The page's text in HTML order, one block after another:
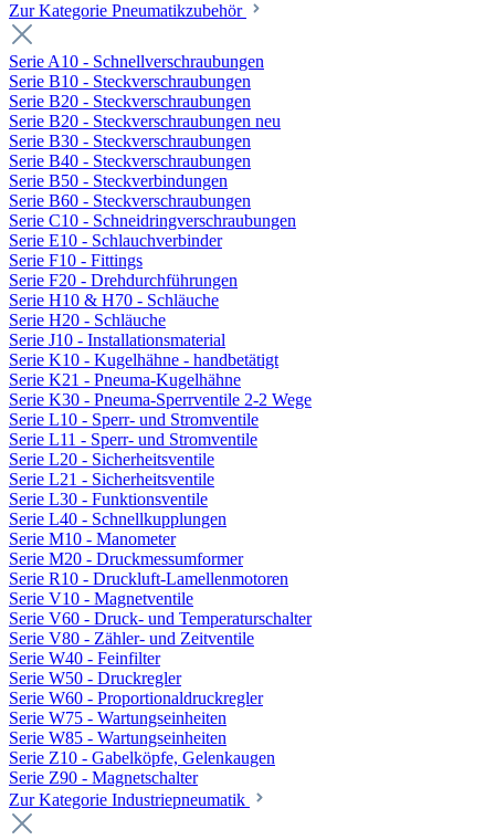
Zur Kategorie Pneumatikzubehör
Serie A10 - Schnellverschraubungen
Serie B10 - Steckverschraubungen
Serie B20 - Steckverschraubungen
Serie B20 - Steckverschraubungen neu
Serie B30 - Steckverschraubungen
Serie B40 - Steckverschraubungen
Serie B50 - Steckverbindungen
Serie B60 - Steckverschraubungen
Serie C10 - Schneidringverschraubungen
Serie E10 - Schlauchverbinder
Serie F10 - Fittings
Serie F20 - Drehdurchführungen
Serie H10 & H70 - Schläuche
Serie H20 - Schläuche
Serie J10 - Installationsmaterial
Serie K10 - Kugelhähne - handbetätigt
Serie K21 - Pneuma-Kugelhähne
Serie K30 - Pneuma-Sperrventile 2-2 Wege
Serie L10 - Sperr- und Stromventile
Serie L11 - Sperr- und Stromventile
Serie L20 - Sicherheitsventile
Serie L21 - Sicherheitsventile
Serie L30 - Funktionsventile
Serie L40 - Schnellkupplungen
Serie M10 - Manometer
Serie M20 - Druckmessumformer
Serie R10 - Druckluft-Lamellenmotoren
Serie V10 - Magnetventile
Serie V60 - Druck- und Temperaturschalter
Serie V80 - Zähler- und Zeitventile
Serie W40 - Feinfilter
Serie W50 - Druckregler
Serie W60 - Proportionaldruckregler
Serie W75 - Wartungseinheiten
Serie W85 - Wartungseinheiten
Serie Z10 - Gabelköpfe, Gelenkaugen
Serie Z90 - Magnetschalter
Zur Kategorie Industriepneumatik